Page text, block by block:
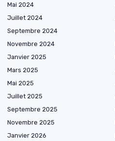
Mai 2024
Juillet 2024
Septembre 2024
Novembre 2024
Janvier 2025
Mars 2025
Mai 2025
Juillet 2025
Septembre 2025
Novembre 2025
Janvier 2026